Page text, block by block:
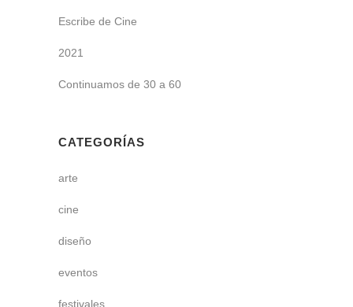
Escribe de Cine
2021
Continuamos de 30 a 60
CATEGORÍAS
arte
cine
diseño
eventos
festivales